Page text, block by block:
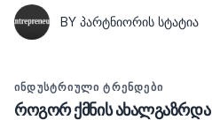
BY ᲞᲐᲠᲢᲜᲘᲝᲠᲘᲡ ᲡᲢᲐᲢᲘᲐ
ᲘᲜᲓᲣᲡᲢᲠᲘᲣᲚᲘ ᲢᲠᲔᲜᲓᲔᲑᲘ
როგორ ქმნის ახალგაზრდა